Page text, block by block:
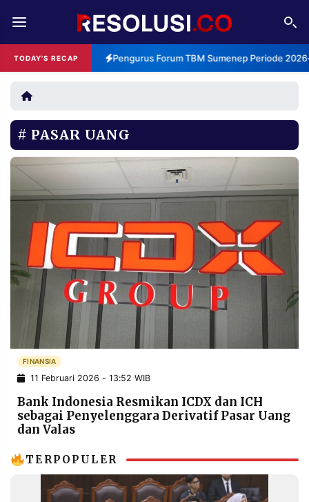
TODAY'S RECAP Pengurus Forum TBM Sumenep Periode
REDAKSI TENTANG
RESOLUSI IKLAN
RUBRIKASI
EDITORIAL AKSARA
FINANSIA PERSONA
MANCA SPORT
INFORMASI
PRIVACY
POLICY
BERITA
WARGA
INFORMASI
IKLAN
KIRIM
PENGADUAN TERM
OF
SERVICE
IKUTI
PASAR UANG
FINANSIA
11 Februari 2026 - 13:52 WIB
Bank Indonesia Resmikan ICDX dan ICH
sebagai Penyelenggara Derivatif Pasar Uang
dan Valas
TERPOPULER